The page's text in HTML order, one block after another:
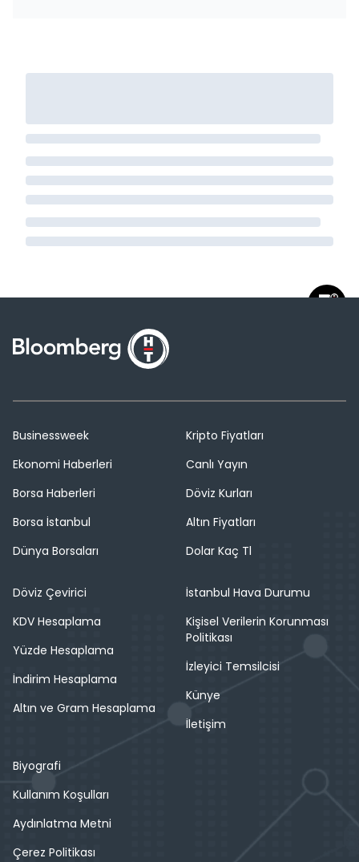
Businessweek
Ekonomi Haberleri
Borsa Haberleri
Borsa İstanbul
Dünya Borsaları
Kripto Fiyatları
Canlı Yayın
Döviz Kurları
Altın Fiyatları
Dolar Kaç Tl
Döviz Çevirici
KDV Hesaplama
Yüzde Hesaplama
İndirim Hesaplama
Altın ve Gram Hesaplama
İstanbul Hava Durumu
Kişisel Verilerin Korunması
Politikası
İzleyici Temsilcisi
Künye
İletişim
Biyografi
Kullanım Koşulları
Aydınlatma Metni
Çerez Politikası